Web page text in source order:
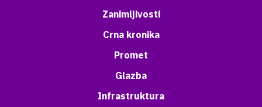
Zanimljivosti
Crna kronika
Promet
Glazba
Infrastruktura